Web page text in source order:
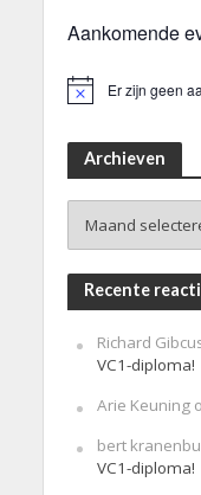
Aankomende
Er zijn geen
Archieven
Recente
Richard
VC1-diploma!
Arie Keuning
bert
VC1-diploma!